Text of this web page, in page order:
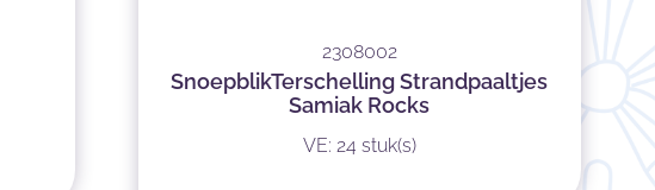
2308002
SnoepblikTerschelling Strandpaaltjes
Samiak Rocks
VE: 24 stuk(s)